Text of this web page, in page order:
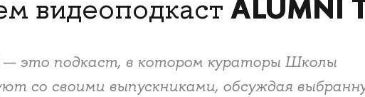
видеоподкаст ALUMNI
— это подкаст, в котором кураторы Школы
со своими выпускниками, обсуждая